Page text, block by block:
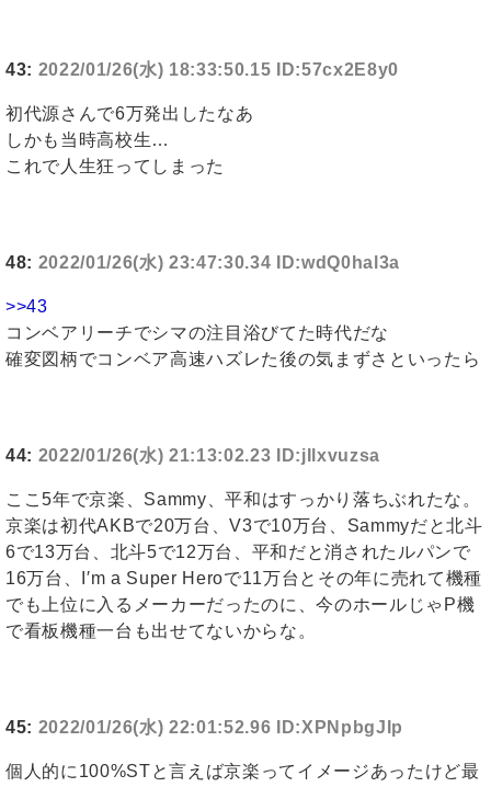
43: 2022/01/26(水) 18:33:50.15 ID:57cx2E8y0
初代源さんで6万発出したなあ
しかも当時高校生…
これで人生狂ってしまった
48: 2022/01/26(水) 23:47:30.34 ID:wdQ0hal3a
>>43
コンベアリーチでシマの注目浴びてた時代だな
確変図柄でコンベア高速ハズレた後の気まずさといったら
44: 2022/01/26(水) 21:13:02.23 ID:jIlxvuzsa
ここ5年で京楽、Sammy、平和はすっかり落ちぶれたな。
京楽は初代AKBで20万台、V3で10万台、Sammyだと北斗
6で13万台、北斗5で12万台、平和だと消されたルパンで
16万台、I′m a Super Heroで11万台とその年に売れて機種
でも上位に入るメーカーだったのに、今のホールじゃP機
で看板機種一台も出せてないからな。
45: 2022/01/26(水) 22:01:52.96 ID:XPNpbgJIp
個人的に100%STと言えば京楽ってイメージあったけど最